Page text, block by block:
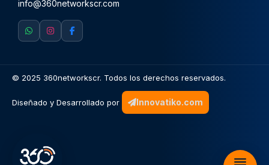
Nosotros
info@360networkscr.com
© 2025 360networkscr. Todos los derechos reservados.
Diseñado y Desarrollado por Innovatiko.com